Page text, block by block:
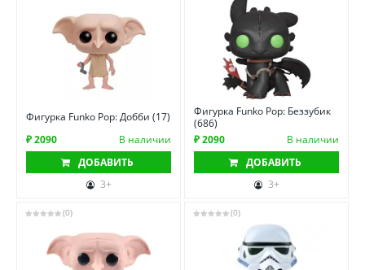
Фигурка Funko Pop: Добби (17)
₽ 2090
В наличии
ДОБАВИТЬ
3+
Фигурка Funko Pop: Беззубик
(686)
₽ 2090
В наличии
ДОБАВИТЬ
3+
(0) (0)